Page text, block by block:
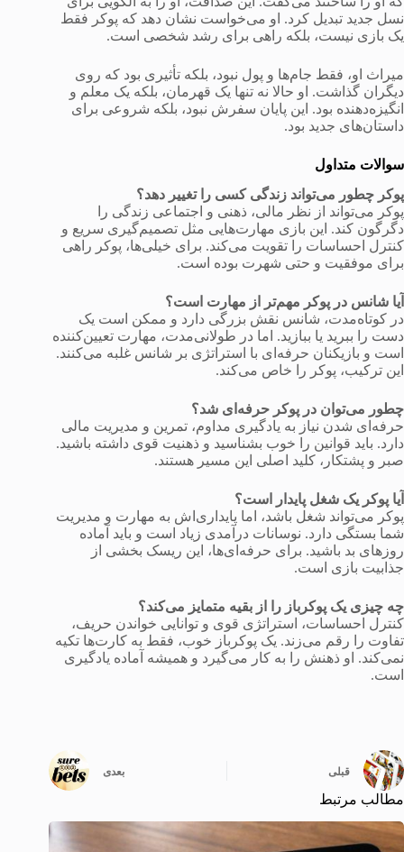
نسل جدید تبدیل کرد. او می‌خواست نشان دهد که پوکر فقط
یک بازی نیست، بلکه راهی برای رشد شخصی است.
میراث او، فقط جام‌ها و پول نبود، بلکه تأثیری بود که روی
دیگران گذاشت. او حالا نه تنها یک قهرمان، بلکه یک معلم و
انگیزه‌دهنده بود. این پایان سفرش نبود، بلکه شروعی برای
داستان‌های جدید بود.
سوالات متداول
پوکر چطور می‌تواند زندگی کسی را تغییر دهد؟
پوکر می‌تواند از نظر مالی، ذهنی و اجتماعی زندگی را
دگرگون کند. این بازی مهارت‌هایی مثل تصمیم‌گیری سریع و
کنترل احساسات را تقویت می‌کند. برای خیلی‌ها، پوکر راهی
برای موفقیت و حتی شهرت بوده است.
آیا شانس در پوکر مهم‌تر از مهارت است؟
در کوتاه‌مدت، شانس نقش بزرگی دارد و ممکن است یک
دست را ببرید یا ببازید. اما در طولانی‌مدت، مهارت تعیین‌کننده
است و بازیکنان حرفه‌ای با استراتژی بر شانس غلبه می‌کنند.
این ترکیب، پوکر را خاص می‌کند.
چطور می‌توان در پوکر حرفه‌ای شد؟
حرفه‌ای شدن نیاز به یادگیری مداوم، تمرین و مدیریت مالی
دارد. باید قوانین را خوب بشناسید و ذهنیت قوی داشته باشید.
صبر و پشتکار، کلید اصلی این مسیر هستند.
آیا پوکر یک شغل پایدار است؟
پوکر می‌تواند شغل باشد، اما پایداری‌اش به مهارت و مدیریت
شما بستگی دارد. نوسانات درآمدی زیاد است و باید آماده
روزهای بد باشید. برای حرفه‌ای‌ها، این ریسک بخشی از
جذابیت بازی است.
چه چیزی یک پوکرباز را از بقیه متمایز می‌کند؟
کنترل احساسات، استراتژی قوی و توانایی خواندن حریف،
تفاوت را رقم می‌زند. یک پوکرباز خوب، فقط به کارت‌ها تکیه
نمی‌کند. او ذهنش را به کار می‌گیرد و همیشه آماده یادگیری
است.
قبلی بعدی
مطالب مرتبط